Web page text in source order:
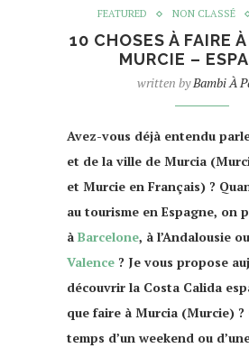
FEATURED NON CLASSÉ
10 CHOSES À FAIRE
MURCIE –
written byBambi À
Avez-vous déjà entendu
et de la ville de Murcia
et Murcie en Français) ?
au tourisme en Espagne, on
à Barcelone, à l’Andalousie
Valence ? Je vous propose
découvrir la Costa Calida
que faire à Murcia (Murcie) ?
temps d’un weekend ou